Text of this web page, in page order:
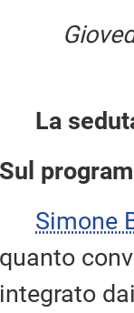
La
Sul
Simone
quanto
integrato